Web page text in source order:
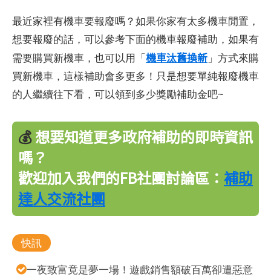
最近家裡有機車要報廢嗎？如果你家有太多機車閒置，
想要報廢的話，可以參考下面的機車報廢補助，如果有
需要購買新機車，也可以用「機車汰舊換新 」方式來購
買新機車，這樣補助會多更多！只是想要單純報廢機車
的人繼續往下看，可以領到多少獎勵補助金吧~
💰想要知道更多政府補助的即時資訊
嗎？
歡迎加入我們的FB社團討論區： 補助
達人交流社團
快訊
一夜致富竟是夢一場！遊戲銷售額破百萬卻遭惡意